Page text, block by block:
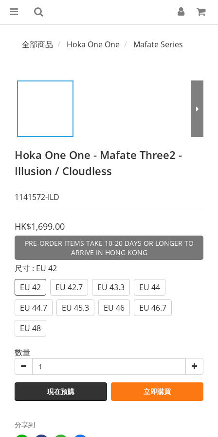
全部商品 Hoka One One Mafate Series
Hoka One One - Mafate Three2 -
Illusion / Cloudless
1141572-ILD
HK$1,699.00
PRE-ORDER ITEMS TAKE 10-20 DAYS OR LONGER TO
ARRIVE IN HONG KONG
尺寸 : EU 42
EU 42
EU 42.7 EU 43.3
EU 44
EU 44.7
EU 45.3 EU 46
EU 46.7
EU 48
數量
現在預購 立即購買
分享到